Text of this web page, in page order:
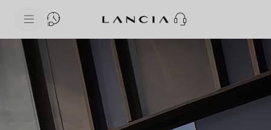
skipToNavigationData